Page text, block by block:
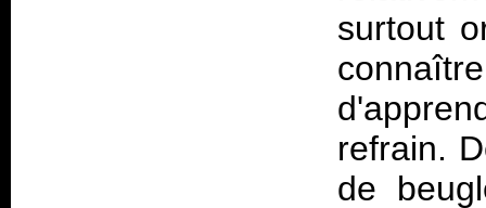
surtout
refrain.
de